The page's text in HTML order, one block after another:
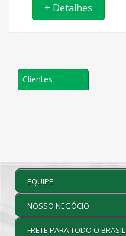
+ Detalhes
Clientes
EQUIPE
NOSSO NEGÓCIO
FRETE PARA TODO O BRASIL